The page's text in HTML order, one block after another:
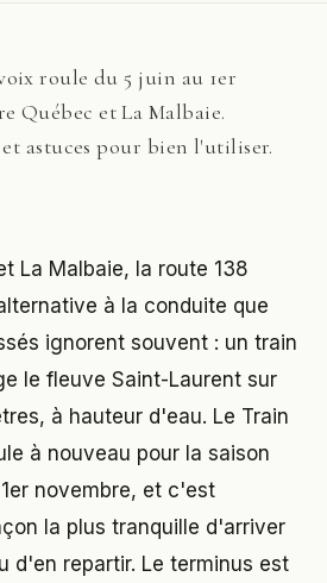
roule du 5 juin au 1er
Québec et La Malbaie.
astuces pour bien l'utiliser.
La Malbaie, la route 138
à la conduite que
ignorent souvent : un train
le fleuve Saint-Laurent sur
à hauteur d'eau. Le Train
à nouveau pour la saison
novembre, et c'est
la plus tranquille d'arriver
d'en repartir. Le terminus est